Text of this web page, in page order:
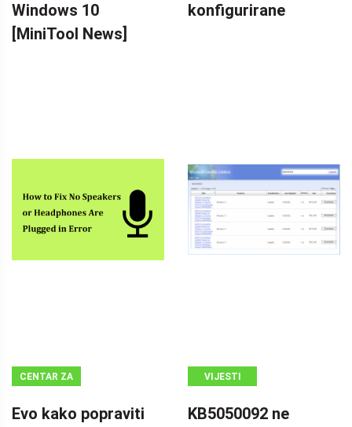
Windows 10
[MiniTool News]
konfigurirane
CENTAR ZA
MINITOOL
Evo kako popraviti
VIJESTI
KB5050092 ne